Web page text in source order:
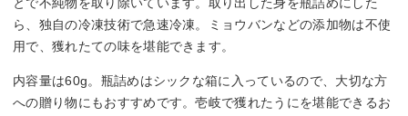
ら、独自の冷凍技術で急速冷凍。ミョウバンなどの添加物は不使
用で、獲れたての味を堪能できます。
内容量は60g。瓶詰めはシックな箱に入っているので、大切な方
への贈り物にもおすすめです。壱岐で獲れたうにを堪能できるお